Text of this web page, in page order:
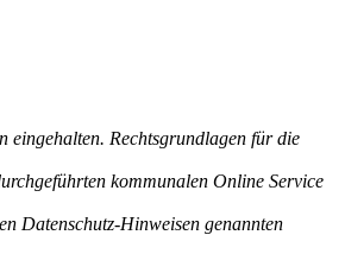
eingehalten. Rechtsgrundlagen für die
kommunalen Online Service
Datenschutz-Hinweisen genannten